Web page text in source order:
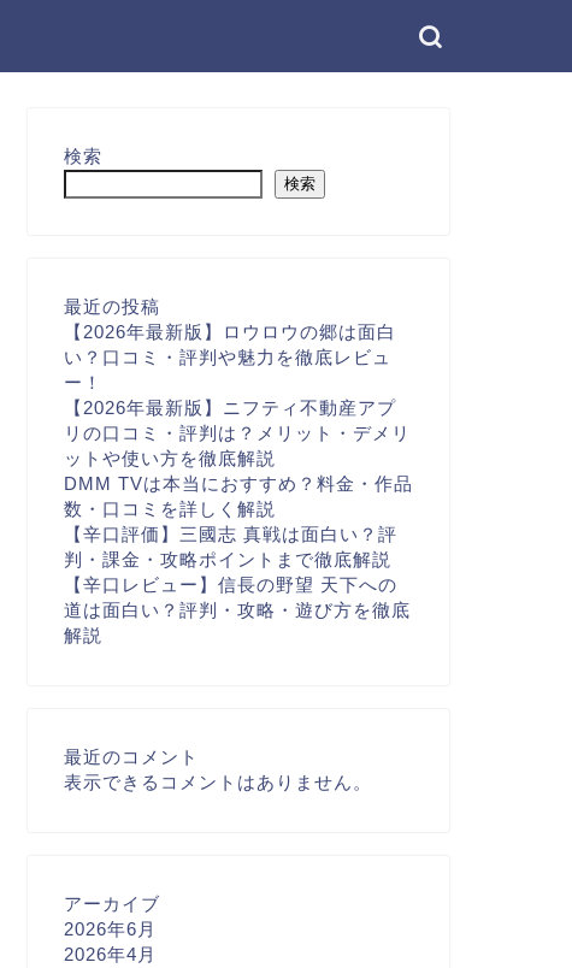
検索
検索
最近の投稿
【2026年最新版】ロウロウの郷は面白
い？口コミ・評判や魅力を徹底レビュ
ー！
【2026年最新版】ニフティ不動産アプ
リの口コミ・評判は？メリット・デメリ
ットや使い方を徹底解説
DMM TVは本当におすすめ？料金・作品
数・口コミを詳しく解説
【辛口評価】三國志 真戦は面白い？評
判・課金・攻略ポイントまで徹底解説
【辛口レビュー】信長の野望 天下への
道は面白い？評判・攻略・遊び方を徹底
解説
最近のコメント
表示できるコメントはありません。
アーカイブ
2026年6月
2026年4月